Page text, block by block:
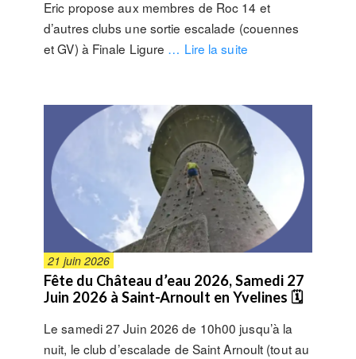
Eric propose aux membres de Roc 14 et
d’autres clubs une sortie escalade (couennes
et GV) à Finale Ligure … Lire la suite
21 juin 2026
Fête du Château d’eau 2026, Samedi 27
Juin 2026 à Saint-Arnoult en Yvelines 🗓
Le samedi 27 Juin 2026 de 10h00 jusqu’à la
nuit, le club d’escalade de Saint Arnoult (tout au